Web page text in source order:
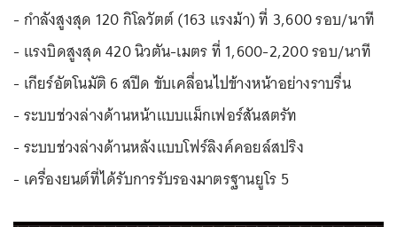
- กำลังสูงสุด 120 กิโลวัตต์ (163 แรงม้า) ที่ 3,600 รอบ/นาที
- แรงบิดสูงสุด 420 นิวตัน-เมตร ที่ 1,600-2,200 รอบ/นาที
- เกียร์อัตโนมัติ 6 สปีด ขับเคลื่อนไปข้างหน้าอย่างราบรื่น
- ระบบช่วงล่างด้านหน้าแบบแม็กเฟอร์สันสตรัท
- ระบบช่วงล่างด้านหลังแบบโฟร์ลิงค์คอยล์สปริง
- เครื่องยนต์ที่ได้รับการรับรองมาตรฐานยูโร 5